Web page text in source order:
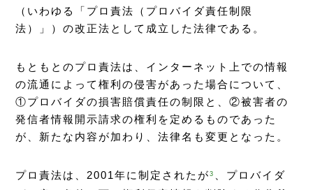
（いわゆる「プロ責法（プロバイダ責任制限
法）」）の改正法として成立した法律である。
もともとのプロ責法は、インターネット上での情報
の流通によって権利の侵害があった場合について、
①プロバイダの損害賠償責任の制限と、②被害者の
発信者情報開示請求の権利を定めるものであった
が、新たな内容が加わり、法律名も変更となった。
プロ責法は、2001年に制定されたが3
、プロバイダ